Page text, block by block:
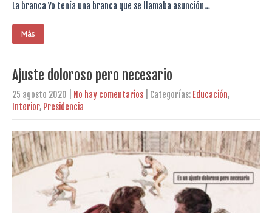
La branca Yo tenía una branca que se llamaba asunción…
Más
Ajuste doloroso pero necesario
25 agosto 2020 No hay comentarios | Categorías: Educación,
Interior, Presidencia